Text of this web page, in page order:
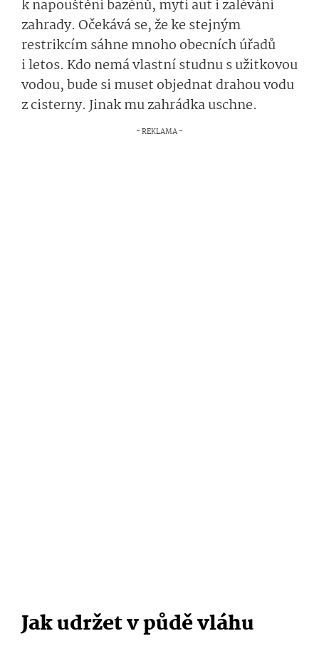
k napouštění bazénů, mytí aut i zalévání
zahrady. Očekává se, že ke stejným
restrikcím sáhne mnoho obecních úřadů
i letos. Kdo nemá vlastní studnu s užitkovou
vodou, bude si muset objednat drahou vodu
z cisterny. Jinak mu zahrádka uschne.
Jak udržet v půdě vláhu